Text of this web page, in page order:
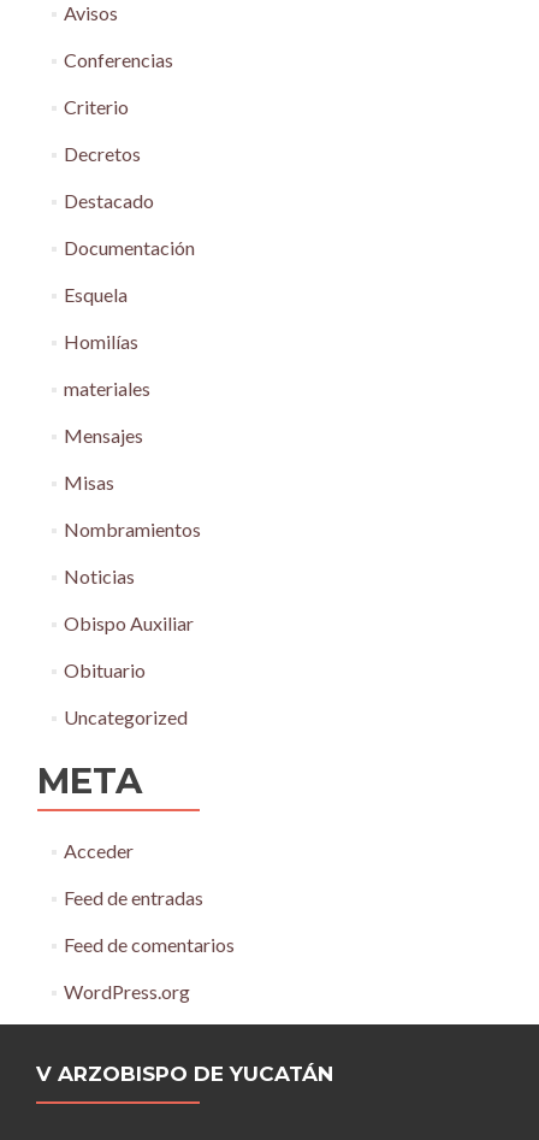
Avisos
Conferencias
Criterio
Decretos
Destacado
Documentación
Esquela
Homilías
materiales
Mensajes
Misas
Nombramientos
Noticias
Obispo Auxiliar
Obituario
Uncategorized
META
Acceder
Feed de entradas
Feed de comentarios
WordPress.org
V ARZOBISPO DE YUCATÁN